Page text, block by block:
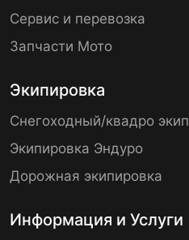
Сервис и перевозка
Запчасти Мото
Экипировка
Снегоходный/квадро экип
Экипировка Эндуро
Дорожная экипировка
Информация и Услуги